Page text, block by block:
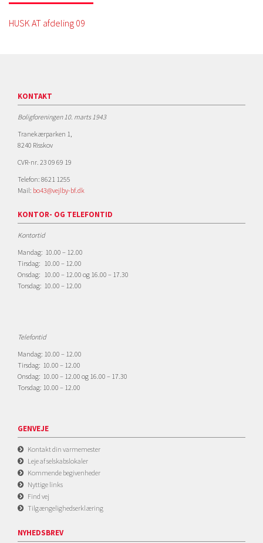
HUSK AT afdeling 09
KONTAKT
Boligforeningen 10. marts 1943
Tranekærparken 1,
8240 Risskov
CVR-nr. 23 09 69 19
Telefon: 8621 1255
Mail: bo43@vejlby-bf.dk
KONTOR- OG TELEFONTID
Kontortid
Mandag: 10.00 – 12.00
Tirsdag: 10.00 – 12.00
Onsdag: 10.00 – 12.00 og 16.00 – 17.30
Torsdag: 10.00 – 12.00
Telefontid
Mandag: 10.00 – 12.00
Tirsdag: 10.00 – 12.00
Onsdag: 10.00 – 12.00 og 16.00 – 17.30
Torsdag: 10.00 – 12.00
GENVEJE
Kontakt din varmemester
Leje af selskabslokaler
Kommende begivenheder
Nyttige links
Find vej
Tilgængelighedserklæring
NYHEDSBREV